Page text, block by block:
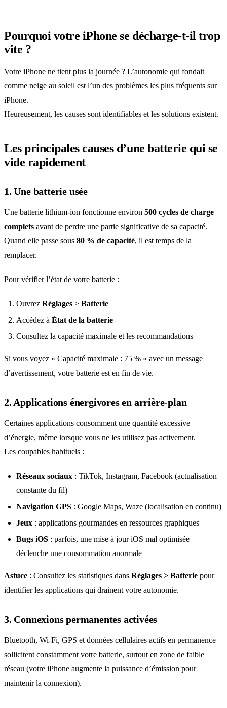
Pourquoi votre iPhone se décharge-t-il trop
vite ?
Votre iPhone ne tient plus la journée ? L’autonomie qui fondait
comme neige au soleil est l’un des problèmes les plus fréquents sur
iPhone.
Heureusement, les causes sont identifiables et les solutions existent.
Les principales causes d’une batterie qui se
vide rapidement
1. Une batterie usée
Une batterie lithium-ion fonctionne environ 500 cycles de charge
complets avant de perdre une partie significative de sa capacité.
Quand elle passe sous 80 % de capacité, il est temps de la
remplacer.
Pour vérifier l’état de votre batterie :
Ouvrez Réglages > Batterie
Accédez à État de la batterie
Consultez la capacité maximale et les recommandations
Si vous voyez « Capacité maximale : 75 % » avec un message
d’avertissement, votre batterie est en fin de vie.
2. Applications énergivores en arrière-plan
Certaines applications consomment une quantité excessive
d’énergie, même lorsque vous ne les utilisez pas activement.
Les coupables habituels :
Réseaux sociaux : TikTok, Instagram, Facebook (actualisation
constante du fil)
Navigation GPS : Google Maps, Waze (localisation en continu)
Jeux : applications gourmandes en ressources graphiques
Bugs iOS : parfois, une mise à jour iOS mal optimisée
déclenche une consommation anormale
Astuce : Consultez les statistiques dans Réglages > Batterie pour
identifier les applications qui drainent votre autonomie.
3. Connexions permanentes activées
Bluetooth, Wi-Fi, GPS et données cellulaires actifs en permanence
sollicitent constamment votre batterie, surtout en zone de faible
réseau (votre iPhone augmente la puissance d’émission pour
maintenir la connexion).